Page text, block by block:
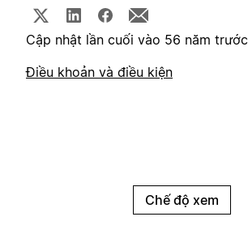
Cập nhật lần cuối vào 56 năm trước
Điều khoản và điều kiện
Chế độ xem